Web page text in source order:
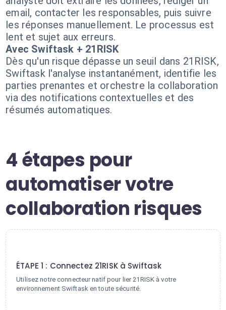
email, contacter les responsables, puis suivre
les réponses manuellement. Le processus est
lent et sujet aux erreurs.
Avec Swiftask + 21RISK
Dès qu'un risque dépasse un seuil dans 21RISK,
Swiftask l'analyse instantanément, identifie les
parties prenantes et orchestre la collaboration
via des notifications contextuelles et des
résumés automatiques.
4 étapes pour
automatiser votre
collaboration risques
ÉTAPE 1 : Connectez 21RISK à Swiftask
Utilisez notre connecteur natif pour lier 21RISK à votre
environnement Swiftask en toute sécurité.